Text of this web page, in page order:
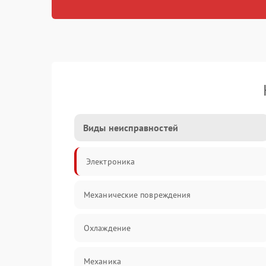
Виды неисправностей
Электроника
Механические повреждения
Охлаждение
Механика